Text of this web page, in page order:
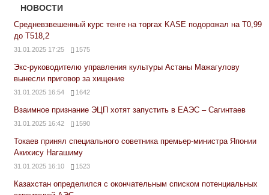
НОВОСТИ
Средневзвешенный курс тенге на торгах KASE подорожал на Т0,99
до Т518,2
31.01.2025 17:25 1575
Экс-руководителю управления культуры Астаны Мажагулову
вынесли приговор за хищение
31.01.2025 16:54 1642
Взаимное признание ЭЦП хотят запустить в ЕАЭС – Сагинтаев
31.01.2025 16:42 1590
Токаев принял специального советника премьер-министра Японии
Акихису Нагашиму
31.01.2025 16:10 1523
Казахстан определился с окончательным списком потенциальных